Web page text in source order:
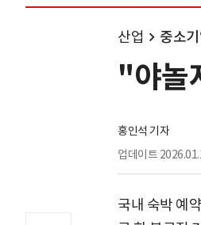
산업 중소
"야놀
홍인석 기자
업데이트
국내 숙박 예